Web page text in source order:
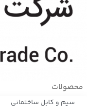
محصولات
سیم و کابل ساختمانی